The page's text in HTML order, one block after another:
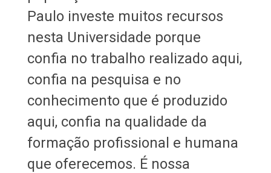
Paulo investe muitos recursos
nesta Universidade porque
confia no trabalho realizado aqui,
confia na pesquisa e no
conhecimento que é produzido
aqui, confia na qualidade da
formação profissional e humana
que oferecemos. É nossa